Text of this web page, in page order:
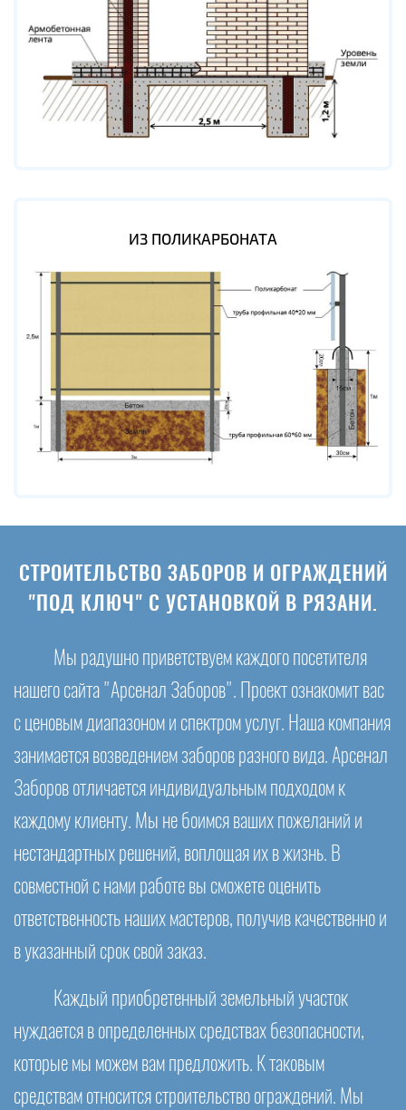
ИЗ ПОЛИКАРБОНАТА
СТРОИТЕЛЬСТВО ЗАБОРОВ И ОГРАЖДЕНИЙ
"ПОД КЛЮЧ" С УСТАНОВКОЙ В РЯЗАНИ.
Мы радушно приветствуем каждого посетителя
нашего сайта "Арсенал Заборов". Проект ознакомит вас
с ценовым диапазоном и спектром услуг. Наша компания
занимается возведением заборов разного вида. Арсенал
Заборов отличается индивидуальным подходом к
каждому клиенту. Мы не боимся ваших пожеланий и
нестандартных решений, воплощая их в жизнь. В
совместной с нами работе вы сможете оценить
ответственность наших мастеров, получив качественно и
в указанный срок свой заказ.
Каждый приобретенный земельный участок
нуждается в определенных средствах безопасности,
которые мы можем вам предложить. К таковым
средствам относится строительство ограждений. Мы